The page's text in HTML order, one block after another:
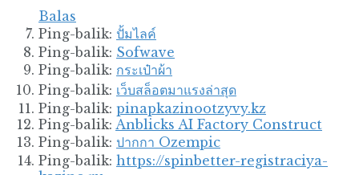
Balas
Ping-balik: ปั้มไลค์
Ping-balik: Sofwave
Ping-balik: กระเป๋าผ้า
Ping-balik: เว็บสล็อตมาแรงล่าสุด
Ping-balik: pinapkazinootzyvy.kz
Ping-balik: Anblicks AI Factory Construct
Ping-balik: ปากกา Ozempic
Ping-balik: https://spinbetter-registraciya-